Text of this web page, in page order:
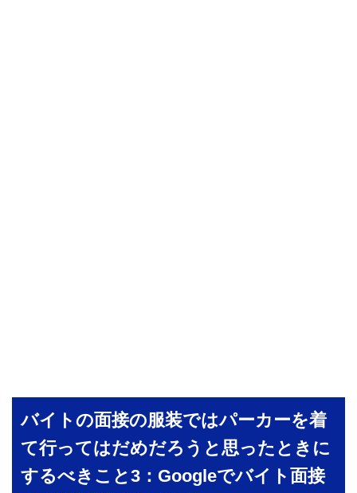
バイトの面接の服装ではパーカーを着
て行ってはだめだろうと思ったときに
するべきこと3：Googleでバイト面接